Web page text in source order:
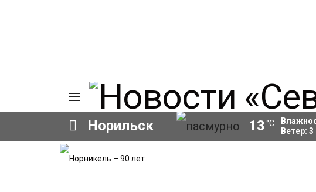
Норильск 13 °C
Ветер: 3